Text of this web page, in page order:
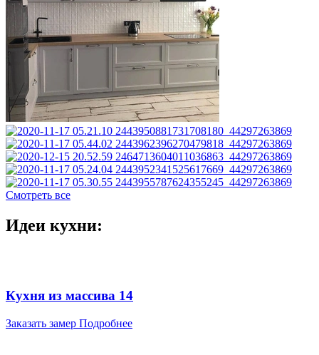
Смотреть все
Идеи кухни:
Кухня из массива 14
Заказать замер Подробнее